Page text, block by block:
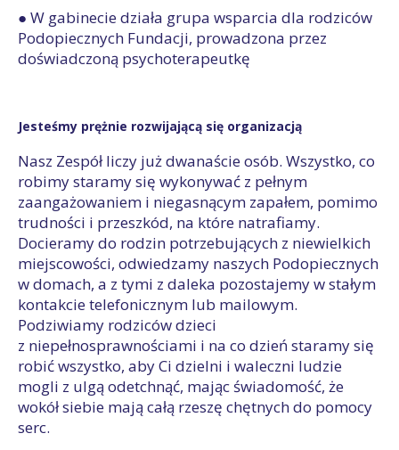
● W gabinecie działa grupa wsparcia dla rodziców
Podopiecznych Fundacji, prowadzona przez
doświadczoną psychoterapeutkę
Jesteśmy prężnie rozwijającą się organizacją
Nasz Zespół liczy już dwanaście osób. Wszystko, co
robimy staramy się wykonywać z pełnym
zaangażowaniem i niegasnącym zapałem, pomimo
trudności i przeszkód, na które natrafiamy.
Docieramy do rodzin potrzebujących z niewielkich
miejscowości, odwiedzamy naszych Podopiecznych
w domach, a z tymi z daleka pozostajemy w stałym
kontakcie telefonicznym lub mailowym.
Podziwiamy rodziców dzieci
z niepełnosprawnościami i na co dzień staramy się
robić wszystko, aby Ci dzielni i waleczni ludzie
mogli z ulgą odetchnąć, mając świadomość, że
wokół siebie mają całą rzeszę chętnych do pomocy
serc.